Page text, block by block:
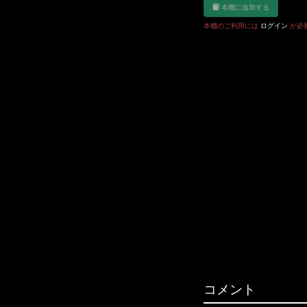
本棚に追加する
本棚のご利用には ログイン が必
コメント